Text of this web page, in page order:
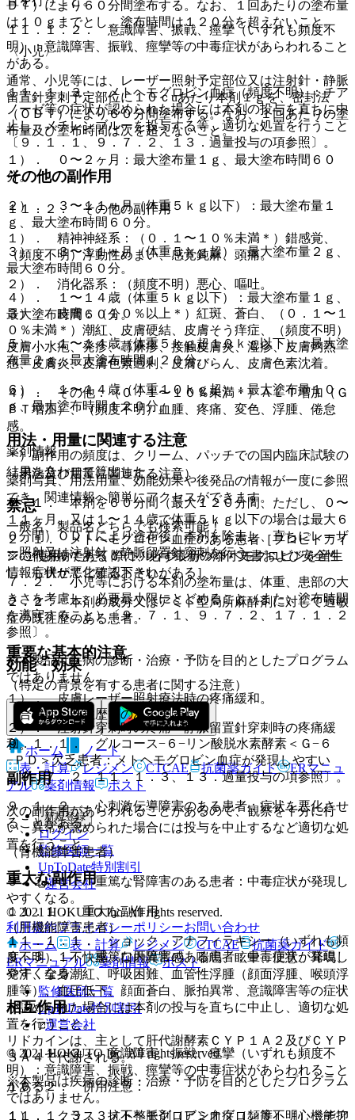
１１．１．２． 意識障害、振戦、痙攣（いずれも頻度不
明）：意識障害、振戦、痙攣等の中毒症状があらわれること
がある。
１１．１．３． メトヘモグロビン血症（頻度不明）：チア
ノーゼ等の症状が認められた場合には本剤の投与を直ちに中
止し、メチレンブルーを投与する等、適切な処置を行うこと
〔９．１．１、９．７．２、１３．過量投与の項参照〕。
その他の副作用
１１．２． その他の副作用
１）． 精神神経系：（０．１〜１０％未満＊）錯感覚、
（頻度不明）浮動性めまい、感覚鈍麻、頭痛。
２）． 消化器系：（頻度不明）悪心、嘔吐。
３）． 皮膚：（１０％以上＊）紅斑、蒼白、（０．１〜１
０％未満＊）潮紅、皮膚硬結、皮膚そう痒症、（頻度不明）
皮膚小水疱、発疹、蕁麻疹、接触皮膚炎、湿疹、皮膚灼熱
感、皮膚炎、皮膚色素過剰、皮膚びらん、皮膚色素沈着。
４）． その他：（０．１〜１０％未満＊）ＡＬＴ増加（Ｇ
ＰＴ増加）、（頻度不明）血腫、疼痛、変色、浮腫、倦怠
感。
＊）副作用の頻度は、クリーム、パッチでの国内臨床試験の
結果を合わせて算出した。
禁忌
２．１． メトヘモグロビン血症のある患者［プロピトカイ
ンの代謝物であるｏ−トルイジンがメトヘモグロビンを産生
し、症状が悪化するおそれがある］。
２．２． 本剤の成分又はアミド型局所麻酔剤に対して過敏
症の既往歴のある患者。
重要な基本的注意
（特定の背景を有する患者に関する注意）
（合併症・既往歴等のある患者）
９．１．１． グルコース−６−リン酸脱水素酵素＜Ｇ−６
−ＰＤ＞欠乏患者：メトヘモグロビン血症が発現しやすい
〔９．７．２、１１．１．３、１３．過量投与の項参照〕。
９．１．２． 心刺激伝導障害のある患者：症状を悪化させ
ることがある。
（腎機能障害患者）
９．２．１． 重篤な腎障害のある患者：中毒症状が発現し
やすくなる。
（肝機能障害患者）
９．３．１． 重篤な肝障害のある患者：中毒症状が発現し
やすくなる。
相互作用
リドカインは、主として肝代謝酵素ＣＹＰ１Ａ２及びＣＹＰ
３Ａ４で代謝される。
１０．２． 併用注意：
１）． クラス３抗不整脈剤（アミオダロン等）［心機能抑
ＤＴ）により６０分間塗布する。なお、１回あたりの塗布量
は１０ｇまでとし、塗布時間は１２０分を超えないこと。
〈小児〉
通常、小児等には、レーザー照射予定部位又は注射針・静脈
留置針穿刺予定部位に１０ｃuあたり本剤１ｇを、密封法
（ＯＤＴ）により６０分間塗布する。なお、１回あたりの塗
布量及び塗布時間は次を超えないこと。
１）． ０〜２ヶ月：最大塗布量１ｇ、最大塗布時間６０
分。
２）． ３〜１１ヶ月（体重５ｋｇ以下）：最大塗布量１
ｇ、最大塗布時間６０分。
３）． ３〜１１ヶ月（体重５ｋｇ超）：最大塗布量２ｇ、
最大塗布時間６０分。
４）． １〜１４歳（体重５ｋｇ以下）：最大塗布量１ｇ、
最大塗布時間６０分。
５）． １〜１４歳（体重５ｋｇ超１０ｋｇ以下）：最大塗
布量２ｇ、最大塗布時間１２０分。
６）． １〜１４歳（体重１０ｋｇ超）：最大塗布量１０
ｇ、最大塗布時間１２０分。
用法・用量に関連する注意
（用法及び用量に関連する注意）
７．１． 本剤を６０分間（最大１２０分間、ただし、０〜
１１ヶ月、又は１〜１４歳で体重５ｋｇ以下の場合は最大６
０分間）ＯＤＴにより塗布後、本剤を除去し、直ちにレーザ
ー照射又は注射針・静脈留置針穿刺を行う。
７．２． 小児等における本剤の塗布量は、体重、患部の大
きさを考慮し、必要最小限にとどめること（また、塗布時間
を遵守すること）〔９．７．１、９．７．２、１７．１．２
参照〕。
効能・効果
１）． 皮膚レーザー照射療法時の疼痛緩和。
２）． 注射針穿刺時の疼痛・静脈留置針穿刺時の疼痛緩
和。
副作用
次の副作用があらわれることがあるので、観察を十分に行
い、異常が認められた場合には投与を中止するなど適切な処
置を行うこと。
重大な副作用
１１．１． 重大な副作用
１１．１．１． ショック、アナフィラキシー（いずれも頻
度不明）：不快感、口内異常感、喘鳴、眩暈、便意、耳鳴、
発汗、全身潮紅、呼吸困難、血管性浮腫（顔面浮腫、喉頭浮
腫等）、血圧低下、顔面蒼白、脈拍異常、意識障害等の症状
が認められた場合には本剤の投与を直ちに中止し、適切な処
置を行うこと。
１１．１．２． 意識障害、振戦、痙攣（いずれも頻度不
明）：意識障害、振戦、痙攣等の中毒症状があらわれること
がある。
１１．１．３． メトヘモグロビン血症（頻度不明）：チア
薬剤情報
薬剤写真、用法用量、効能効果や後発品の情報が一度に参照
でき、関連情報へ簡単にアクセスができます。
一般名、製品名どちらでも検索可能！
※ ご使用いただく際に、必ず最新の添付文書および安全性
情報も併せてご確認下さい。
※本製品は疾病の診断・治療・予防を目的としたプログラム
ではありません。
ホーム
ノート
表・計算
レジメン CTCAE 抗菌薬ガイド
ERマニュ
アル
薬剤情報 ポスト
新規登録
ログイン
監修医師一覧
UpToDate特別割引
運営会社
© 2021 HOKUTO Inc. All rights reserved.
利用規約プライバシーポリシーお問い合わせ
ホーム
表・計算 レジメン CTCAE
抗菌薬ガイド
ERマニュアル
薬剤情報 ポスト
監修医師一覧
UpToDate特別割引
運営会社
© 2021 HOKUTO Inc. All rights reserved.
※本製品は疾病の診断・治療・予防を目的としたプログラム
ではありません。